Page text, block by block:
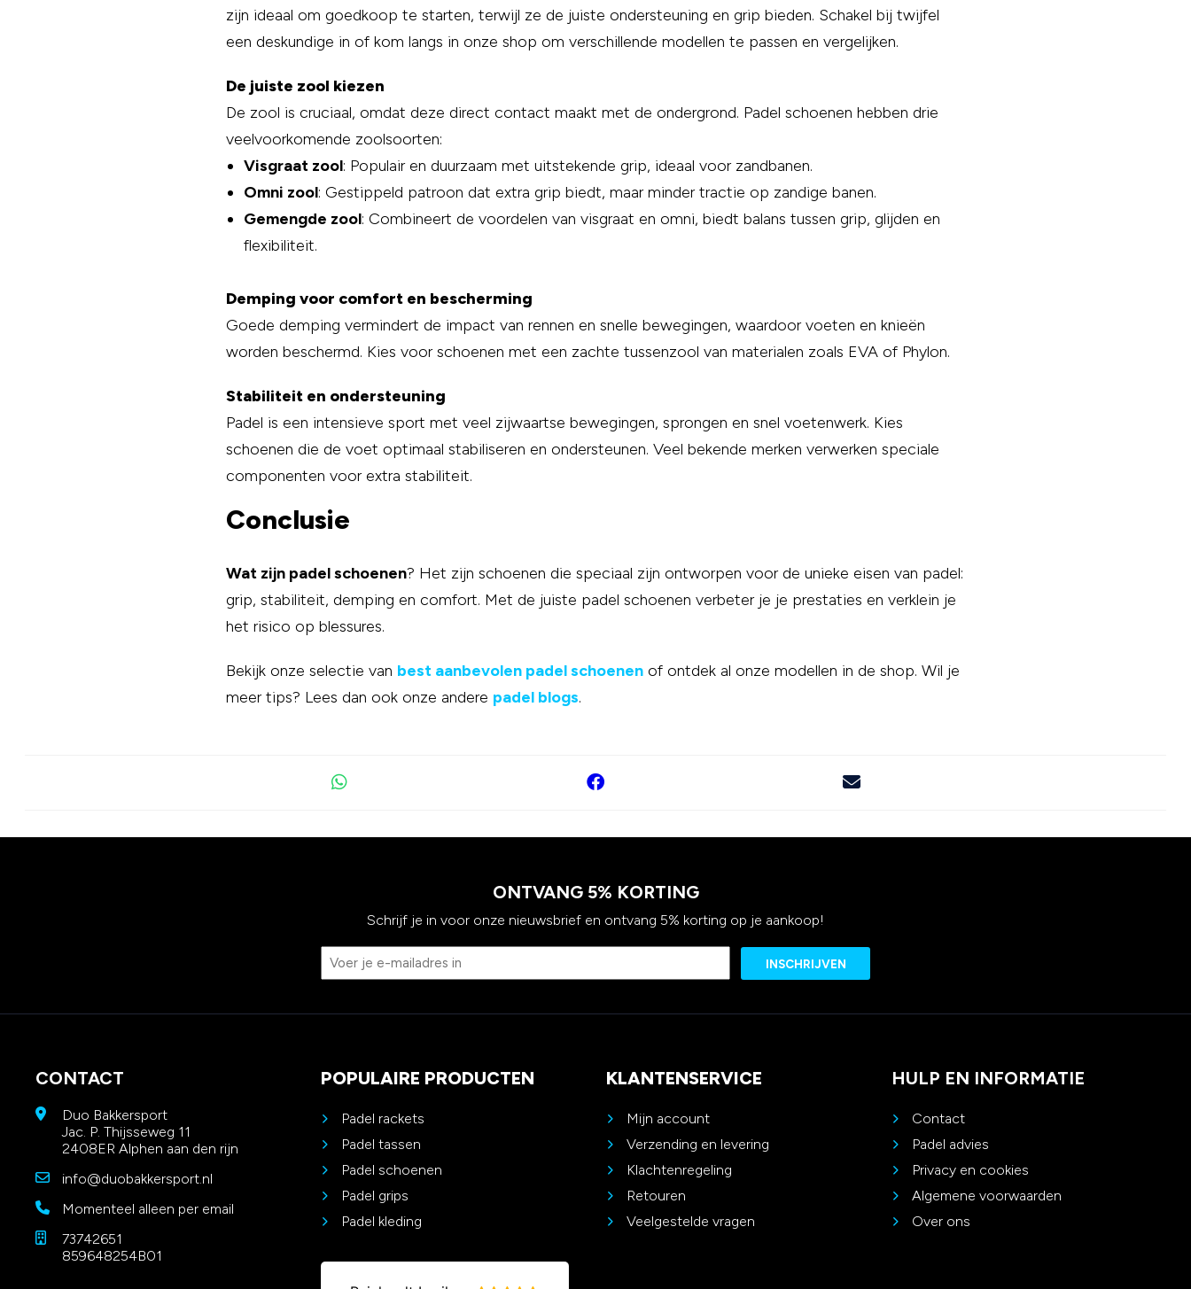
zijn ideaal om goedkoop te starten, terwijl ze de juiste ondersteuning en grip bieden. Schakel bij twijfel
een deskundige in of kom langs in onze shop om verschillende modellen te passen en vergelijken.
De juiste zool kiezen
De zool is cruciaal, omdat deze direct contact maakt met de ondergrond. Padel schoenen hebben drie
veelvoorkomende zoolsoorten:
Visgraat zool: Populair en duurzaam met uitstekende grip, ideaal voor zandbanen.
Omni zool: Gestippeld patroon dat extra grip biedt, maar minder tractie op zandige banen.
Gemengde zool: Combineert de voordelen van visgraat en omni, biedt balans tussen grip, glijden en
flexibiliteit.
Demping voor comfort en bescherming
Goede demping vermindert de impact van rennen en snelle bewegingen, waardoor voeten en knieën
worden beschermd. Kies voor schoenen met een zachte tussenzool van materialen zoals EVA of Phylon.
Stabiliteit en ondersteuning
Padel is een intensieve sport met veel zijwaartse bewegingen, sprongen en snel voetenwerk. Kies
schoenen die de voet optimaal stabiliseren en ondersteunen. Veel bekende merken verwerken speciale
componenten voor extra stabiliteit.
Conclusie
Wat zijn padel schoenen? Het zijn schoenen die speciaal zijn ontworpen voor de unieke eisen van padel:
grip, stabiliteit, demping en comfort. Met de juiste padel schoenen verbeter je je prestaties en verklein je
het risico op blessures.
Bekijk onze selectie van best aanbevolen padel schoenenof ontdek al onze modellen in de shop. Wil je
meer tips? Lees dan ook onze andere padel blogs.
ONTVANG 5% KORTING
Schrijf je in voor onze nieuwsbrief en ontvang 5% korting op je aankoop!
CONTACT
Duo Bakkersport
Jac. P. Thijsseweg 11
2408ER Alphen aan den rijn
info@duobakkersport.nl
Momenteel alleen per email
73742651
859648254B01
POPULAIRE PRODUCTEN
Padel rackets
Padel tassen
Padel schoenen
Padel grips
Padel kleding
KLANTENSERVICE
Mijn account
Verzending en levering
Klachtenregeling
Retouren
Veelgestelde vragen
HULP EN INFORMATIE
Contact
Padel advies
Privacy en cookies
Algemene voorwaarden
Over ons